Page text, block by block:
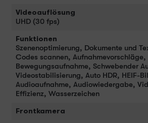
Videoauflösung
UHD (30 fps)
Funktionen
Szenenoptimierung, Dokumente und
Codes scannen, Aufnahmevorschläge,
Bewegungsaufnahme, Schwebender
Videostabilisierung, Auto HDR, HEIF-
Audioaufnahme, Audiowiedergabe,
Effizienz, Wasserzeichen
Frontkamera